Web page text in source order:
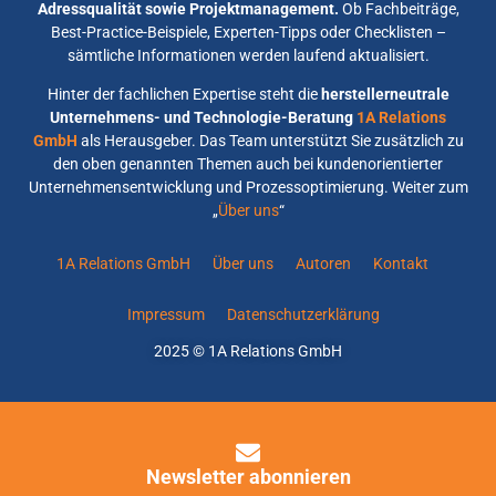
Adressqualität sowie Projektmanagement. Ob Fachbeiträge,
Best-Practice-Beispiele, Experten-Tipps oder Checklisten –
sämtliche Informationen werden laufend aktualisiert.
Hinter der fachlichen Expertise steht die herstellerneutrale
Unternehmens- und Technologie-Beratung 1A Relations
GmbH als Herausgeber. Das Team unterstützt Sie zusätzlich zu
den oben genannten Themen auch bei kundenorientierter
Unternehmensentwicklung und Prozessoptimierung. Weiter zum
„Über uns“
1A Relations GmbH Über uns Autoren Kontakt
Impressum Datenschutzerklärung
2025 © 1A Relations GmbH
Newsletter abonnieren